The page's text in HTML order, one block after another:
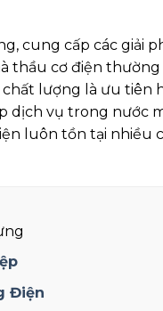
cung cấp các giải
thầu cơ điện
chất lượng là ưu tiên
dịch vụ trong nước
luôn tồn tại nhiều
Điện